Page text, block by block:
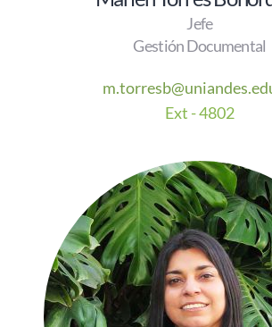
Jefe
Gestión Documental
Ext - 4802